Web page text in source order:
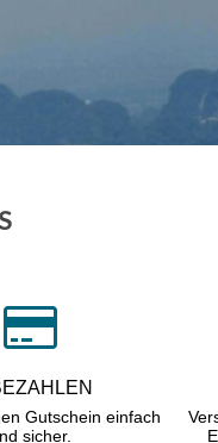
Gutschein einfach
sicher.